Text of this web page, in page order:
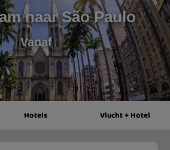
naar São Paulo
Vanaf